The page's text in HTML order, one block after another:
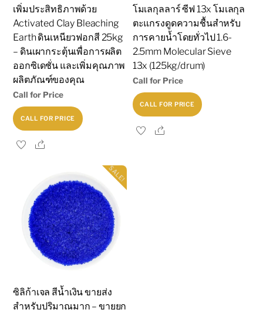
เพิ่มประสิทธิภาพด้วย
Activated Clay Bleaching
Earth ดินเหนียวฟอกสี 25kg
– ดินเผากระตุ้นเพื่อการผลิต
ออกซิเดชั่น และเพิ่มคุณภาพ
ผลิตภัณฑ์ของคุณ
Call for Price
CALL FOR PRICE
Share
โมเลกุลลาร์ ซีฟ 13x โมเลกุล
ตะแกรงดูดความชื้นสำหรับ
การคายน้ำโดยทั่วไป 1.6-
2.5mm Molecular Sieve
13x (125kg/drum)
Call for Price
CALL FOR PRICE
Share
SALE!
ซิลิก้าเจล สีน้ำเงิน ขายส่ง
สำหรับปริมาณมาก – ขายยก